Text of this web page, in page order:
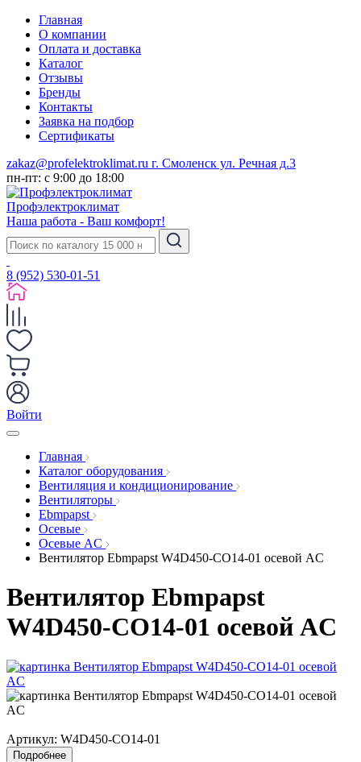
Главная
О компании
Оплата и доставка
Каталог
Отзывы
Бренды
Контакты
Заявка на подбор
Сертификаты
zakaz@profelektroklimat.ru г. Смоленск ул. Речная д.3
пн-пт: с 9:00 до 18:00
Профэлектроклимат
Наша работа - Ваш комфорт!
8 (952) 530-01-51
Войти
Главная
Каталог оборудования
Вентиляция и кондиционирование
Вентиляторы
Ebmpapst
Осевые
Осевые AC
Вентилятор Ebmpapst W4D450-CO14-01 осевой AC
Вентилятор Ebmpapst
W4D450-CO14-01 осевой AC
Артикул: W4D450-CO14-01
Подробнее